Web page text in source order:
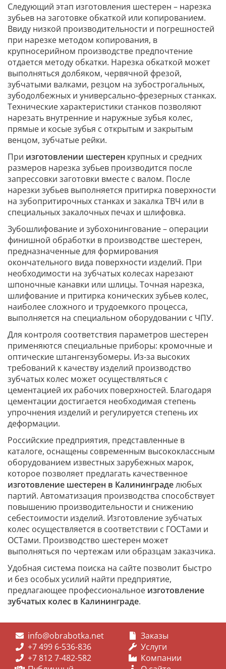
Следующий этап изготовления шестерен – нарезка
зубьев на заготовке обкаткой или копированием.
Ввиду низкой производительности и погрешностей
при нарезке методом копирования, в
крупносерийном производстве предпочтение
отдается методу обкатки. Нарезка обкаткой может
выполняться долбяком, червячной фрезой,
зубчатыми валками, резцом на зубострогальных,
зубодолбежных и универсально-фрезерных станках.
Технические характеристики станков позволяют
нарезать внутренние и наружные зубья колес,
прямые и косые зубья с открытым и закрытым
венцом, зубчатые рейки.
При изготовлении шестерен крупных и средних
размеров нарезка зубьев производится после
запрессовки заготовки вместе с валом. После
нарезки зубьев выполняется притирка поверхности
на зубопритирочных станках и закалка ТВЧ или в
специальных закалочных печах и шлифовка.
Зубошлифование и зубохонингование – операции
финишной обработки в производстве шестерен,
предназначенные для формирования
окончательного вида поверхности изделий. При
необходимости на зубчатых колесах нарезают
шпоночные канавки или шлицы. Точная нарезка,
шлифование и притирка конических зубьев колес,
наиболее сложного и трудоемкого процесса,
выполняется на специальном оборудовании с ЧПУ.
Для контроля соответствия параметров шестерен
применяются специальные приборы: кромочные и
оптические штангензубомеры. Из-за высоких
требований к качеству изделий производство
зубчатых колес может осуществляться с
цементацией их рабочих поверхностей. Благодаря
цементации достигается необходимая степень
упрочнения изделий и регулируется степень их
деформации.
Российские предприятия, представленные в
каталоге, оснащены современным высококлассным
оборудованием известных зарубежных марок,
которое позволяет предлагать качественное
изготовление шестерен в Калининграделюбых
партий. Автоматизация производства способствует
повышению производительности и снижению
себестоимости изделий. Изготовление зубчатых
колес осуществляется в соответствии с ГОСТами и
ОСТами. Производство шестерен может
выполняться по чертежам или образцам заказчика.
Удобная система поиска на сайте позволит быстро
и без особых усилий найти предприятие,
предлагающее профессиональное изготовление
зубчатых колес в Калининграде.
info@obrabotka.net
+7 499 6-536-836
+7 812 7-482-582
Заказы
Услуги
Компании